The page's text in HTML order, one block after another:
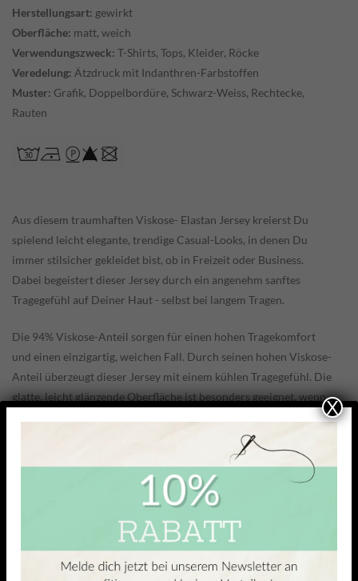
Herstellungsart: gewirkt
Oberfläche: matt, weich
Verwendungszweck: T-Shirts, Tops, Kleider, Röcke
Veredelung: Ätzdruck mit Indanthren-Farbstoffen
Muster: Grafik, Doppelbordüre, Schwarz-Weiss, Rechtecke,
Rauten
Aus diesem traumhaften Viskose- Elastan Jersey kreierst Du
spielend leicht elegante, trendige Casual-Looks, in denen Du
immer stilsicher gekleidet bist, ob in Freizeit oder Business.
Dabei begeistert dieser Jersey durch ein angenehm sanftes
Tragegefühl auf Deiner Haut - selbst bei langem Tragen.
Die 94% Viskose-Anteil sorgen für einen hohen Tragekomfort
und einen einzigartig, weichen Fall. Durch seinen hohen Viskose-
Anteil überzeugt dieser Jersey mit einem kühlen Tragegefühl. Die
glatte, leicht glänzende Oberfläche ist besonders geeignet, wenn
anschmiegen und dir gleichzeitig viel Bewegungsfreiheit lassen.
Besonders hochwertig wirkt der Ätzdruck dank Indanthren-
ÄHNLICHE PRODUKTE
X